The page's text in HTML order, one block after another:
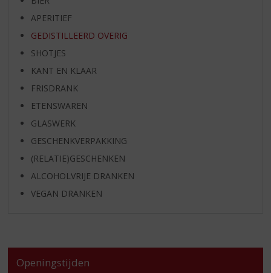
APERITIEF
GEDISTILLEERD OVERIG
SHOTJES
KANT EN KLAAR
FRISDRANK
ETENSWAREN
GLASWERK
GESCHENKVERPAKKING
(RELATIE)GESCHENKEN
ALCOHOLVRIJE DRANKEN
VEGAN DRANKEN
Openingstijden